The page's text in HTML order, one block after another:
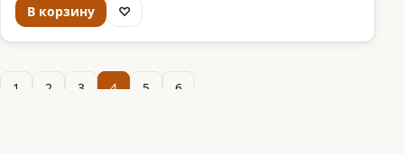
В корзину ♡
1 2 3 4 5 6